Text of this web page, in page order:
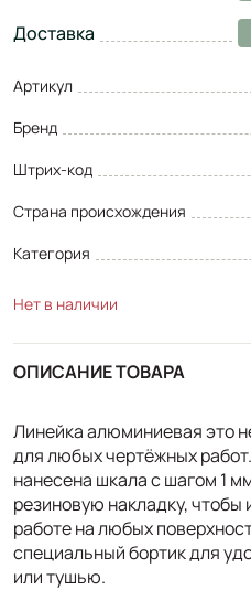
Доставка
Артикул
Бренд
Штрих-код
Страна происхождения
Категория
Нет в наличии
ОПИСАНИЕ ТОВАРА
Линейка алюминиевая это
для любых чертёжных
нанесена шкала с шагом 1
резиновую накладку,
работе на любых
специальный бортик для
или тушью.